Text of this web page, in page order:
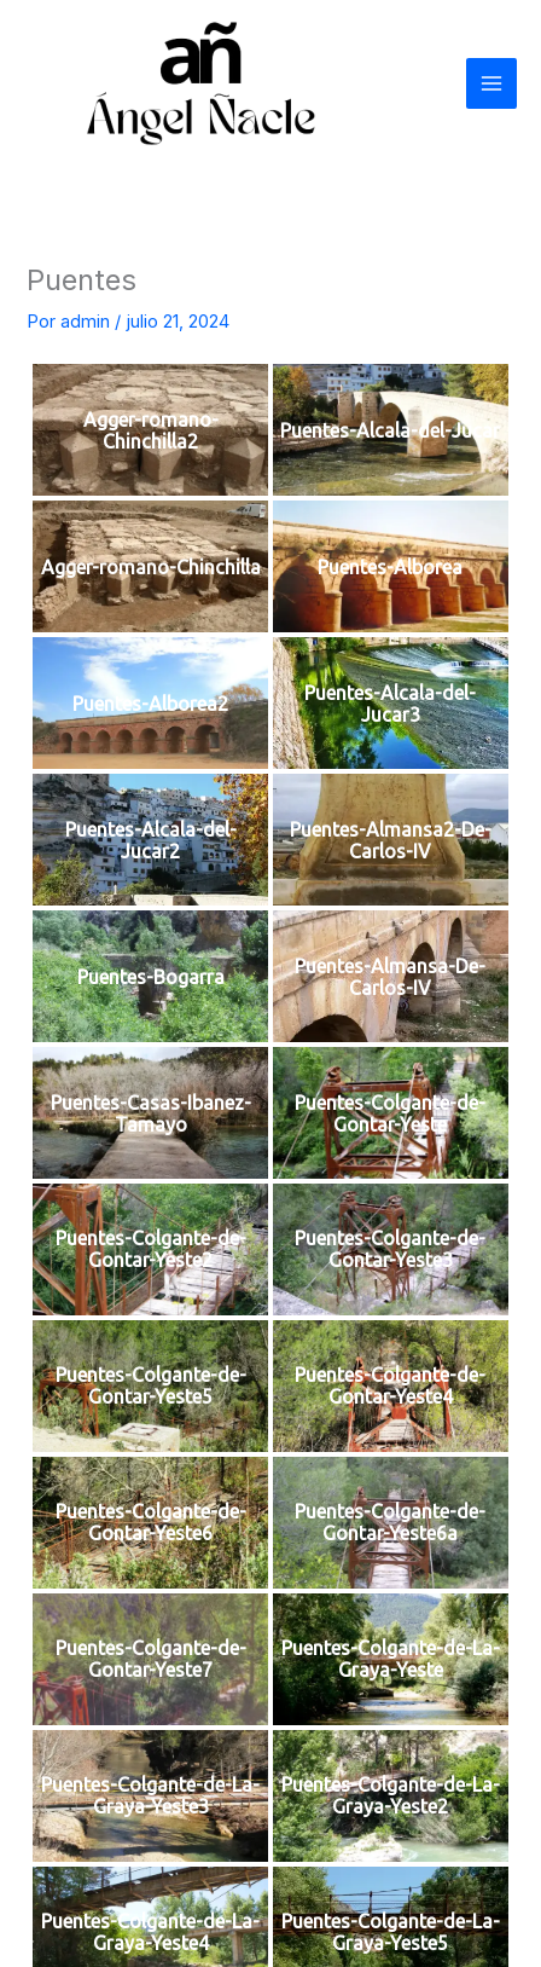
Puentes
Poradmin / julio 21, 2024
Agger-romano-
Chinchilla2
Puentes-Alcala-del-Jucar
Agger-romano-Chinchilla Puentes-Alborea
Puentes-Alborea2
Puentes-Alcala-del-
Jucar3
Puentes-Alcala-del-
Jucar2
Puentes-Almansa2-De-
Carlos-IV
Puentes-Bogarra
Puentes-Almansa-De-
Carlos-IV
Puentes-Casas-Ibanez-
Tamayo
Puentes-Colgante-de-
Gontar-Yeste
Puentes-Colgante-de-
Gontar-Yeste2
Puentes-Colgante-de-
Gontar-Yeste3
Puentes-Colgante-de-
Gontar-Yeste5
Puentes-Colgante-de-
Gontar-Yeste4
Puentes-Colgante-de-
Gontar-Yeste6
Puentes-Colgante-de-
Gontar-Yeste6a
Puentes-Colgante-de-
Gontar-Yeste7
Puentes-Colgante-de-La-
Graya-Yeste
Puentes-Colgante-de-La-
Graya-Yeste3
Puentes-Colgante-de-La-
Graya-Yeste2
Puentes-Colgante-de-La-
Graya-Yeste4
Puentes-Colgante-de-La-
Graya-Yeste5